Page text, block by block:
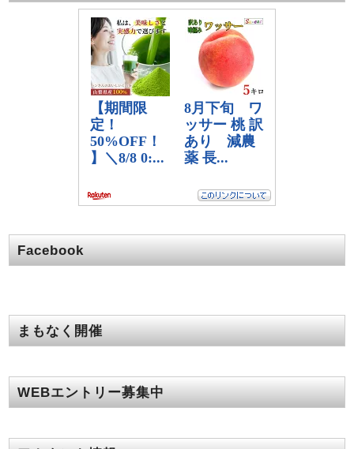
Facebook
まもなく開催
WEBエントリー募集中